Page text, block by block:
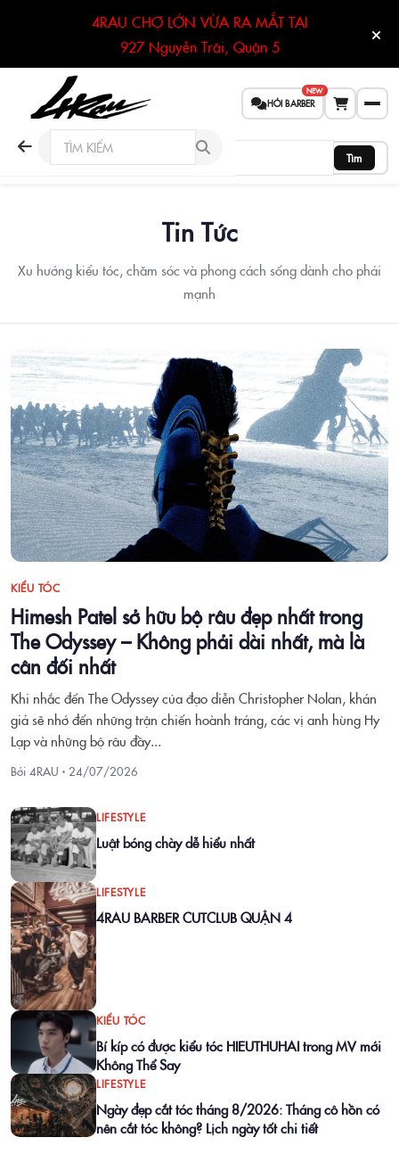
4RAU CHỢ LỚN VỪA RA MẮT TẠI
927 Nguyễn Trãi, Quận 5
HỎI BARBER
NEW
Tìm
Tin Tức
Xu hướng kiểu tóc, chăm sóc và phong cách sống dành cho phái
mạnh
KIỂU TÓC
Himesh Patel sở hữu bộ râu đẹp nhất trong
The Odyssey – Không phải dài nhất, mà là
cân đối nhất
Khi nhắc đến The Odyssey của đạo diễn Christopher Nolan, khán
giả sẽ nhớ đến những trận chiến hoành tráng, các vị anh hùng Hy
Lạp và những bộ râu đầy...
Bởi 4RAU · 24/07/2026
LIFESTYLE
Luật bóng chày dễ hiểu nhất
LIFESTYLE
4RAU BARBER CUTCLUB QUẬN 4
KIỂU TÓC
Bí kíp có được kiểu tóc HIEUTHUHAI trong MV mới
Không Thể Say
LIFESTYLE
Ngày đẹp cắt tóc tháng 8/2026: Tháng cô hồn có
nên cắt tóc không? Lịch ngày tốt chi tiết